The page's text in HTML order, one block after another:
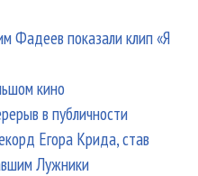
Фадеев показали клип «Я
кино
в публичности
Егора Крида, став
Лужники